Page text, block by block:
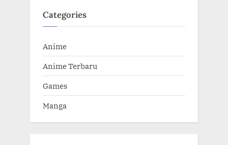
Categories
Anime
Anime Terbaru
Games
Manga